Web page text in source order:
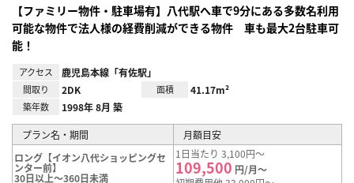
【ファミリー物件・駐車場有】八代駅へ車で9分にある多数名利用
可能な物件で法人様の経費削減ができる物件 車も最大2台駐車可
能！
アクセス 鹿児島本線「有佐駅」
間取り 2DK 面積 41.17m²
築年数 1998年 8月 築
プラン名・期間
月額目安
ロング【イオン八代ショッピングセ
ンター前】
30日以上～360日未満
1日当たり 3,100円～
109,500 円/月～